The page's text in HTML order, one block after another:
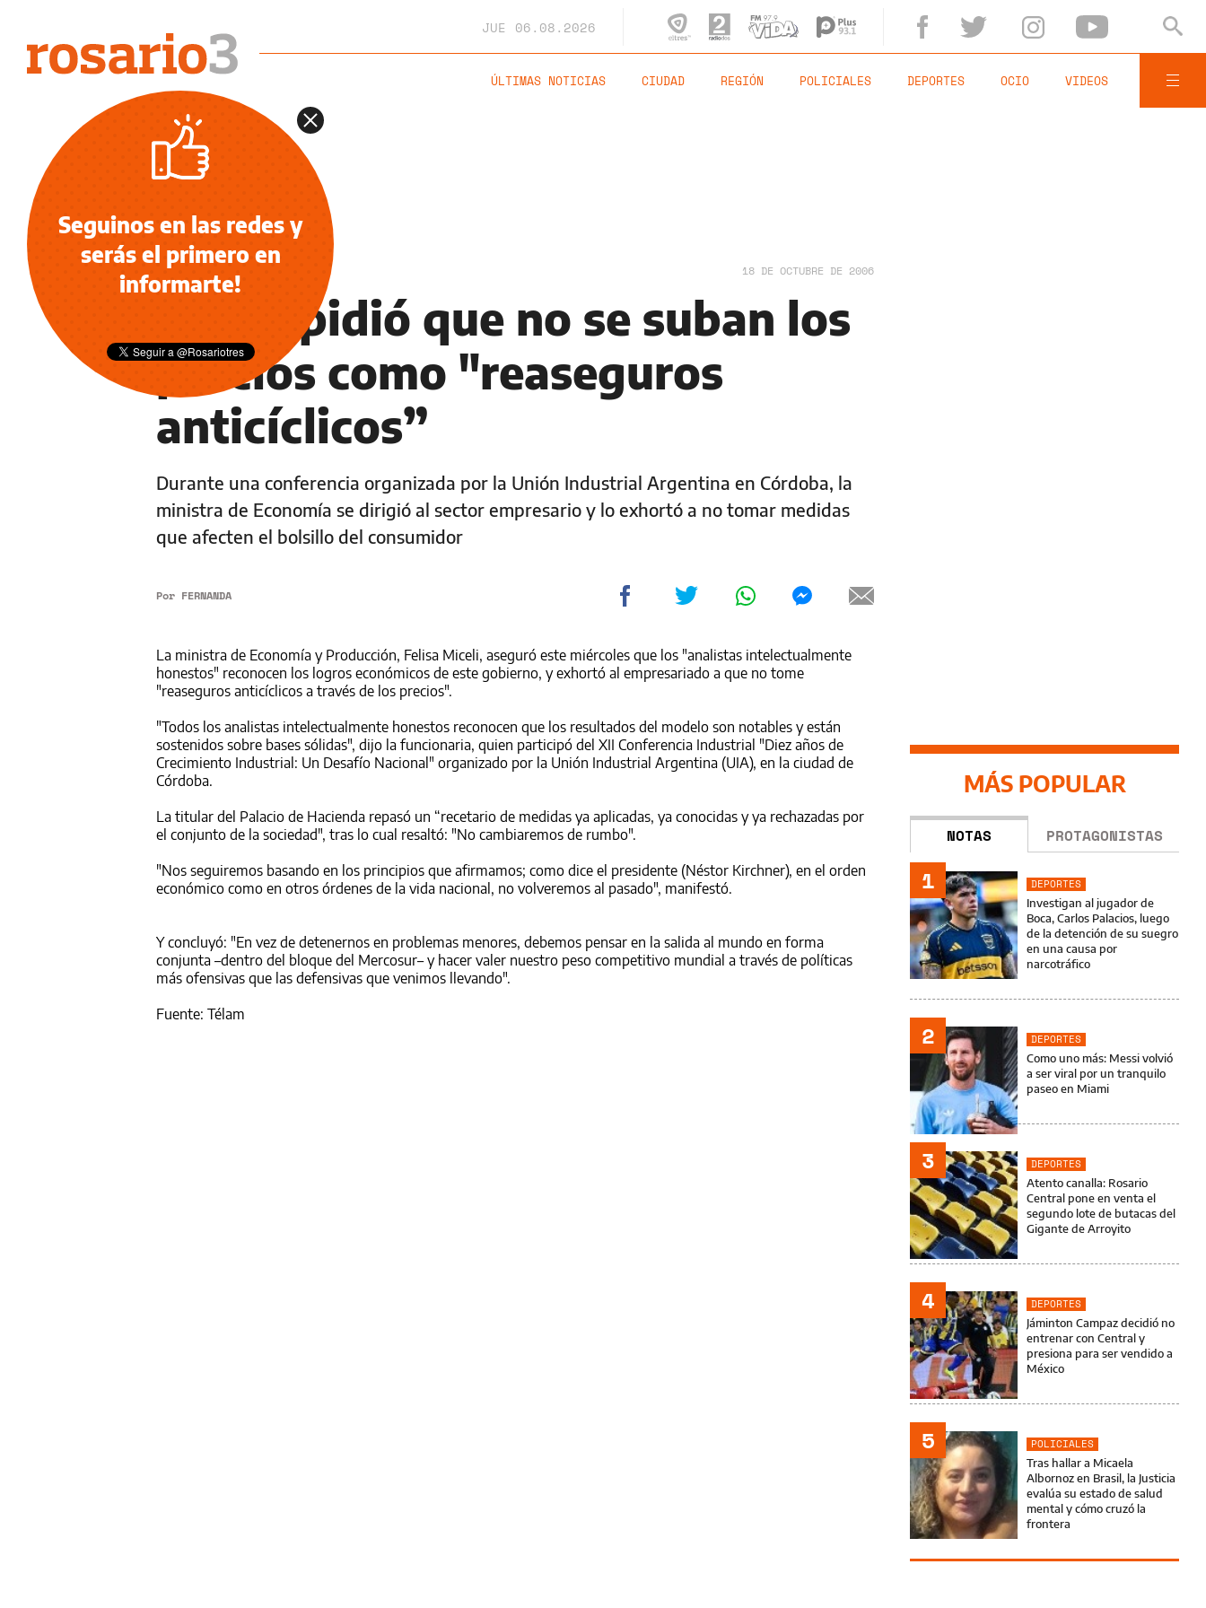
JUE 06.08.2026
ÚLTIMAS NOTICIAS CIUDAD REGIÓN POLICIALES DEPORTES OCIO VIDEOS
NOTICIAS 18 DE OCTUBRE DE 2006
Miceli pidió que no se suban los
precios como "reaseguros
anticíclicos”
Durante una conferencia organizada por la Unión Industrial Argentina en Córdoba, la
ministra de Economía se dirigió al sector empresario y lo exhortó a no tomar medidas
que afecten el bolsillo del consumidor
Por FERNANDA
La ministra de Economía y Producción, Felisa Miceli, aseguró este miércoles que los "analistas intelectualmente
honestos" reconocen los logros económicos de este gobierno, y exhortó al empresariado a que no tome
"reaseguros anticíclicos a través de los precios".
"Todos los analistas intelectualmente honestos reconocen que los resultados del modelo son notables y están
sostenidos sobre bases sólidas", dijo la funcionaria, quien participó del XII Conferencia Industrial "Diez años de
Crecimiento Industrial: Un Desafío Nacional" organizado por la Unión Industrial Argentina (UIA), en la ciudad de
Córdoba.
La titular del Palacio de Hacienda repasó un “recetario de medidas ya aplicadas, ya conocidas y ya rechazadas por
el conjunto de la sociedad", tras lo cual resaltó: "No cambiaremos de rumbo".
"Nos seguiremos basando en los principios que afirmamos; como dice el presidente (Néstor Kirchner), en el orden
económico como en otros órdenes de la vida nacional, no volveremos al pasado", manifestó.
Y concluyó: "En vez de detenernos en problemas menores, debemos pensar en la salida al mundo en forma
conjunta –dentro del bloque del Mercosur– y hacer valer nuestro peso competitivo mundial a través de políticas
más ofensivas que las defensivas que venimos llevando".
Fuente: Télam
MÁS POPULAR
NOTAS PROTAGONISTAS
1
DEPORTES
Investigan al jugador de
Boca, Carlos Palacios, luego
de la detención de su suegro
en una causa por
narcotráfico
2
DEPORTES
Como uno más: Messi volvió
a ser viral por un tranquilo
paseo en Miami
3
DEPORTES
Atento canalla: Rosario
Central pone en venta el
segundo lote de butacas del
Gigante de Arroyito
4
DEPORTES
Jáminton Campaz decidió no
entrenar con Central y
presiona para ser vendido a
México
5
POLICIALES
Tras hallar a Micaela
Albornoz en Brasil, la Justicia
evalúa su estado de salud
mental y cómo cruzó la
frontera
Seguinos en las redes y
serás el primero en
informarte!